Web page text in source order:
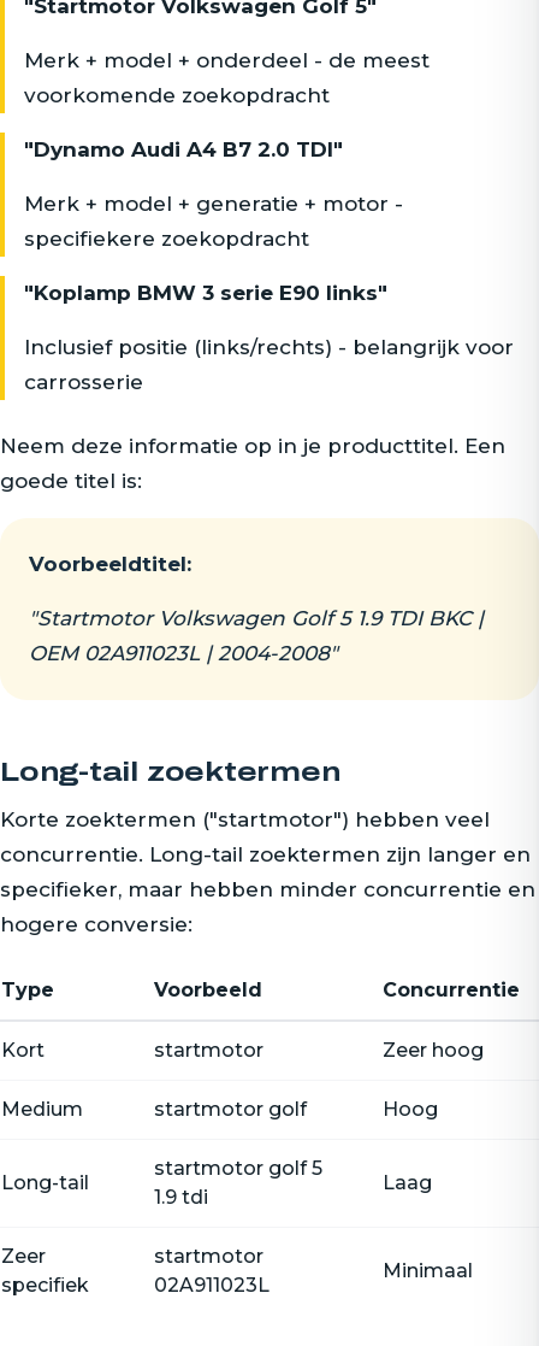
"Startmotor Volkswagen Golf 5"
Merk + model + onderdeel - de meest
voorkomende zoekopdracht
"Dynamo Audi A4 B7 2.0 TDI"
Merk + model + generatie + motor -
specifiekere zoekopdracht
"Koplamp BMW 3 serie E90 links"
Inclusief positie (links/rechts) - belangrijk voor
carrosserie
Neem deze informatie op in je producttitel. Een
goede titel is:
Voorbeeldtitel:
"Startmotor Volkswagen Golf 5 1.9 TDI BKC |
OEM 02A911023L | 2004-2008"
Long-tail zoektermen
Korte zoektermen ("startmotor") hebben veel
concurrentie. Long-tail zoektermen zijn langer en
specifieker, maar hebben minder concurrentie en
hogere conversie:
Type Voorbeeld Concurrentie
Kort startmotor Zeer hoog
Medium startmotor golf Hoog
Long-tail
startmotor golf 5
1.9 tdi
Laag
Zeer
specifiek
startmotor
02A911023L
Minimaal